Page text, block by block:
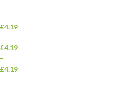
£4.19
£4.19
–
£4.19